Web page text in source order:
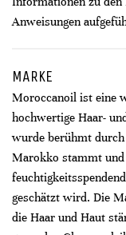
Anweisungen
MARKE
Moroccanoil ist eine
hochwertige Haar-
wurde berühmt
Marokko stammt und
geschätzt wird. Die
die Haar und Haut